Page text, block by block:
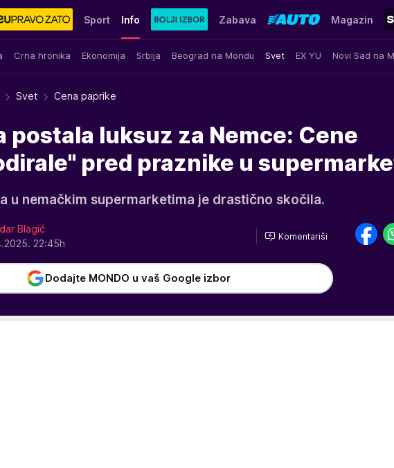
Sport Info
Crna hronika Ekonomija Srbija Beograd na Mondu Svet EX YU Novi Sad na
Zabava Magazin
Svet Cena paprike
postala luksuz za Nemce: Cene
pred praznike u
u nemačkim supermarketima je drastično skočila.
Blagić
22:45h
Komentariši
Dodajte MONDO u vaš Google izbor